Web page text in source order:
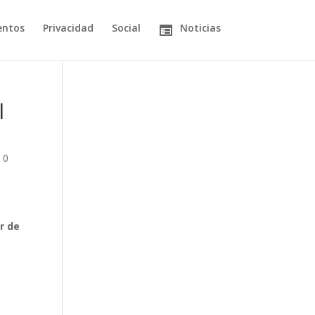
Privacidad Social Noticias
0
de